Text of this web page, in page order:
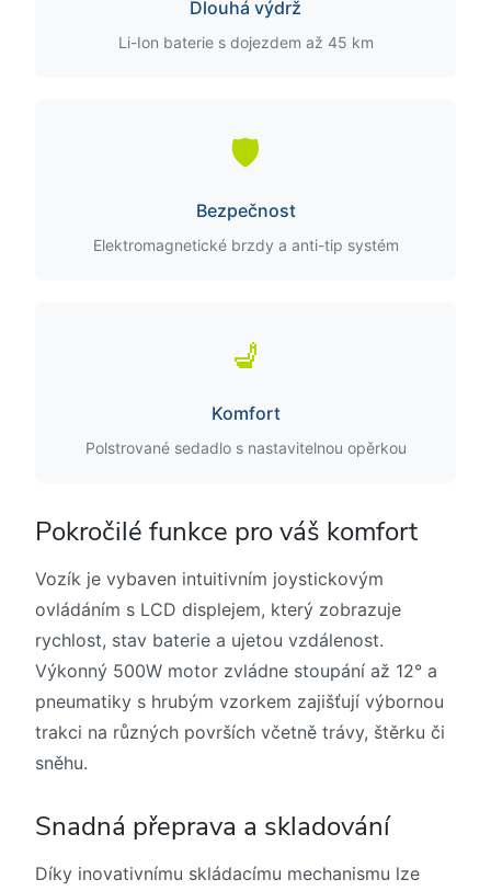
Dlouhá výdrž
Li-Ion baterie s dojezdem až 45 km
🛡️
Bezpečnost
Elektromagnetické brzdy a anti-tip systém
💺
Komfort
Polstrované sedadlo s nastavitelnou opěrkou
Pokročilé funkce pro váš komfort
Vozík je vybaven intuitivním joystickovým
ovládáním s LCD displejem, který zobrazuje
rychlost, stav baterie a ujetou vzdálenost.
Výkonný 500W motor zvládne stoupání až 12° a
pneumatiky s hrubým vzorkem zajišťují výbornou
trakci na různých površích včetně trávy, štěrku či
sněhu.
Snadná přeprava a skladování
Díky inovativnímu skládacímu mechanismu lze